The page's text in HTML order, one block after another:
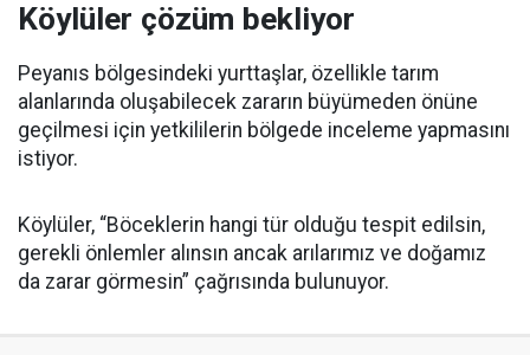
Köylüler çözüm bekliyor
Peyanıs bölgesindeki yurttaşlar, özellikle tarım
alanlarında oluşabilecek zararın büyümeden önüne
geçilmesi için yetkililerin bölgede inceleme yapmasını
istiyor.
Köylüler, “Böceklerin hangi tür olduğu tespit edilsin,
gerekli önlemler alınsın ancak arılarımız ve doğamız
da zarar görmesin” çağrısında bulunuyor.